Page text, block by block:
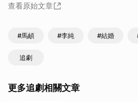
查看原始文章
#馬頔 #李純 #結婚
追劇
更多追劇相關文章